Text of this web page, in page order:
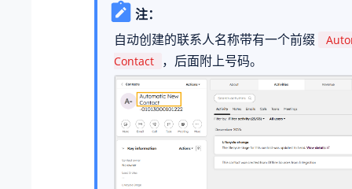
注：
自动创建的联系人名称带有一个前缀
Contact
，后面附上号码。